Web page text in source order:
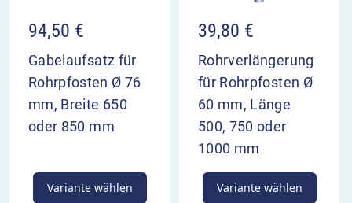
94,50 €
Gabelaufsatz für
Rohrpfosten Ø 76
mm, Breite 650
oder 850 mm
Variante wählen
39,80 €
Rohrverlängerung
für Rohrpfosten Ø
60 mm, Länge
500, 750 oder
1000 mm
Variante wählen